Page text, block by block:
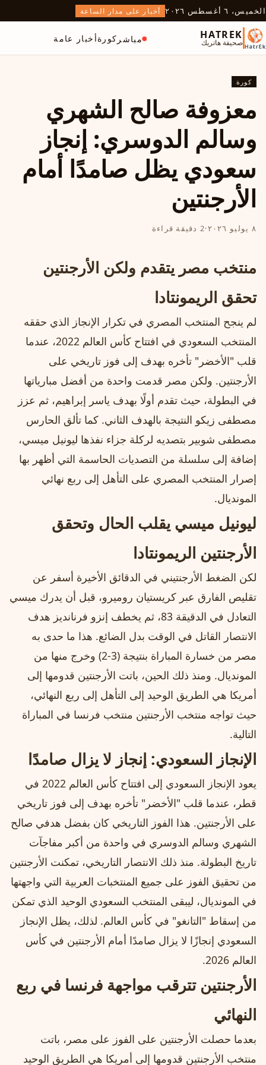
الخميس، ٦ أغسطس ٢٠٢٦ أخبار على مدار الساعة
HATREK
صحيفة هاتريك مباشر كورةأخبار عامة
كورة
معزوفة صالح الشهري
وسالم الدوسري: إنجاز
سعودي يظل صامدًا أمام
الأرجنتين
٨ يوليو ٢٠٢٦ ·2 دقيقة قراءة
منتخب مصر يتقدم ولكن الأرجنتين
تحقق الريمونتادا
لم ينجح المنتخب المصري في تكرار الإنجاز الذي حققه
المنتخب السعودي في افتتاح كأس العالم 2022، عندما
قلب "الأخضر" تأخره بهدف إلى فوز تاريخي على
الأرجنتين. ولكن مصر قدمت واحدة من أفضل مبارياتها
في البطولة، حيث تقدم أولًا بهدف ياسر إبراهيم، ثم عزز
مصطفى زيكو النتيجة بالهدف الثاني. كما تألق الحارس
مصطفى شوبير بتصديه لركلة جزاء نفذها ليونيل ميسي،
إضافة إلى سلسلة من التصديات الحاسمة التي أظهر بها
إصرار المنتخب المصري على التأهل إلى ربع نهائي
المونديال.
ليونيل ميسي يقلب الحال وتحقق
الأرجنتين الريمونتادا
لكن الضغط الأرجنتيني في الدقائق الأخيرة أسفر عن
تقليص الفارق عبر كريستيان روميرو، قبل أن يدرك ميسي
التعادل في الدقيقة 83، ثم يخطف إنزو فرنانديز هدف
الانتصار القاتل في الوقت بدل الضائع. هذا ما حدى به
مصر من خسارة المباراة بنتيجة (3-2) وخرج منها من
المونديال. ومنذ ذلك الحين، باتت الأرجنتين قدومها إلى
أمريكا هي الطريق الوحيد إلى التأهل إلى ربع النهائي،
حيث تواجه منتخب الأرجنتين منتخب فرنسا في المباراة
التالية.
الإنجاز السعودي: إنجاز لا يزال صامدًا
يعود الإنجاز السعودي إلى افتتاح كأس العالم 2022 في
قطر، عندما قلب "الأخضر" تأخره بهدف إلى فوز تاريخي
على الأرجنتين. هذا الفوز التاريخي كان بفضل هدفي صالح
الشهري وسالم الدوسري في واحدة من أكبر مفاجآت
تاريخ البطولة. منذ ذلك الانتصار التاريخي، تمكنت الأرجنتين
من تحقيق الفوز على جميع المنتخبات العربية التي واجهتها
في المونديال، ليبقى المنتخب السعودي الوحيد الذي تمكن
من إسقاط "التانغو" في كأس العالم. لذلك، يظل الإنجاز
السعودي إنجازًا لا يزال صامدًا أمام الأرجنتين في كأس
العالم 2026.
الأرجنتين تترقب مواجهة فرنسا في ربع
النهائي
بعدما حصلت الأرجنتين على الفوز على مصر، باتت
منتخب الأرجنتين قدومها إلى أمريكا هي الطريق الوحيد